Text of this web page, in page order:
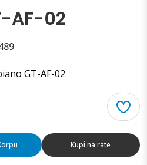
AF-02
GT-AF-02
Kupi na rate